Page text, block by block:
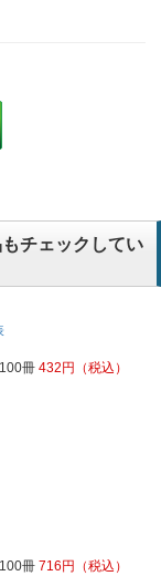
チェックしてい
100冊 432円 （税込）
100冊 716 円 （税込）